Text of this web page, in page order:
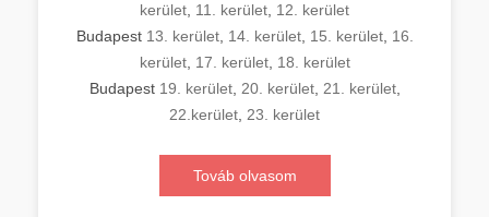
kerület 11. kerület 12. kerület
Budapest 13. kerület, 14. kerület, 15. kerület, 16.
kerület, 17. kerület, 18. kerület
Budapest 19. kerület, 20. kerület, 21. kerület,
22.kerület 23. kerület
Továb olvasom